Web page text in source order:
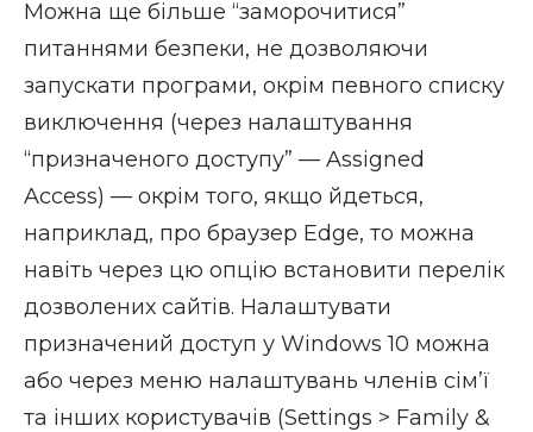
Можна ще більше “заморочитися”
питаннями безпеки, не дозволяючи
запускати програми, окрім певного списку
виключення (через налаштування
“призначеного доступу” — Assigned
Access) — окрім того, якщо йдеться,
наприклад, про браузер Edge, то можна
навіть через цю опцію встановити перелік
дозволених сайтів. Налаштувати
призначений доступ у Windows 10 можна
або через меню налаштувань членів сім’ї
та інших користувачів (Settings > Family &